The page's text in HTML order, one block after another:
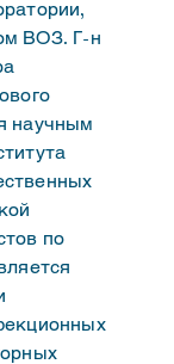
ВОЗ. Г-н
научным
по